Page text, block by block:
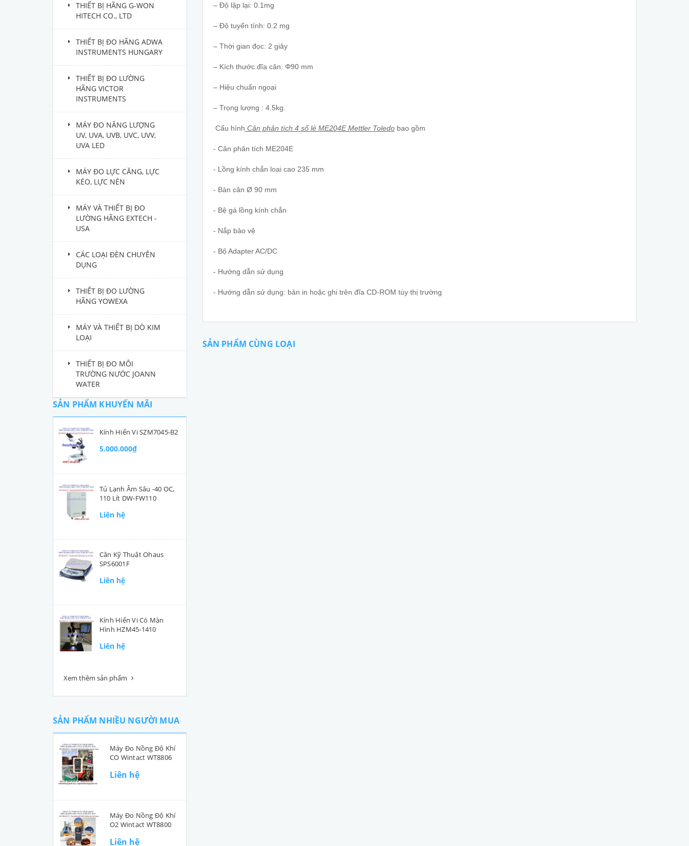
THIẾT BỊ HÃNG G-WON
HITECH CO., LTD
THIẾT BỊ ĐO HÃNG ADWA
INSTRUMENTS HUNGARY
THIẾT BỊ ĐO LƯỜNG
HÃNG VICTOR
INSTRUMENTS
MÁY ĐO NĂNG LƯỢNG
UV, UVA, UVB, UVC, UVV,
UVA LED
MÁY ĐO LỰC CĂNG, LỰC
KÉO, LỰC NÉN
MÁY VÀ THIẾT BỊ ĐO
LƯỜNG HÃNG EXTECH -
USA
CÁC LOẠI ĐÈN CHUYÊN
DỤNG
THIẾT BỊ ĐO LƯỜNG
HÃNG YOWEXA
MÁY VÀ THIẾT BỊ DÒ KIM
LOẠI
THIẾT BỊ ĐO MÔI
TRƯỜNG NƯỚC JOANN
WATER
SẢN PHẨM KHUYẾN MÃI
Kính Hiển Vi SZM7045-B2
5.000.000₫
Tủ Lạnh Âm Sâu -40 OC,
110 Lít DW-FW110
Liên hệ
Cân Kỹ Thuật Ohaus
SPS6001F
Liên hệ
Kính Hiển Vi Có Màn
Hình HZM45-1410
Liên hệ
Xem thêm sản phẩm
SẢN PHẨM NHIỀU NGƯỜI MUA
Máy Đo Nồng Độ Khí
CO Wintact WT8806
Liên hệ
Máy Đo Nồng Độ Khí
O2 Wintact WT8800
Liên hệ
– Độ lặp lại: 0.1mg
– Độ tuyến tính: 0.2 mg
– Thời gian đọc: 2 giây
– Kích thước đĩa cân: Φ90 mm
– Hiệu chuẩn ngoại
– Trọng lượng : 4.5kg.
Cấu hình Cân phân tích 4 số lẻ ME204E Mettler Toledobao gồm
- Cân phân tích ME204E
- Lồng kính chắn loại cao 235 mm
- Bàn cân Ø 90 mm
- Bệ gá lồng kính chắn
- Nắp bảo vệ
- Bộ Adapter AC/DC
- Hướng dẫn sử dụng
- Hướng dẫn sử dụng: bản in hoặc ghi trên đĩa CD-ROM tùy thị trường
SẢN PHẨM CÙNG LOẠI